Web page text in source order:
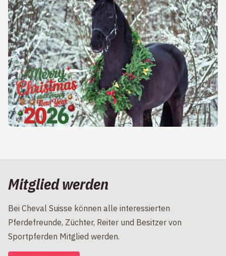
Mitglied werden
Bei Cheval Suisse können alle interessierten
Pferdefreunde, Züchter, Reiter und Besitzer von
Sportpferden Mitglied werden.